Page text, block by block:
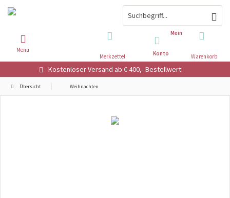
Kostenloser Versand ab € 400,- Bestellwert
Warenkorb
Merkzettel
Mein
Konto
Menü
Übersicht Weihnachten